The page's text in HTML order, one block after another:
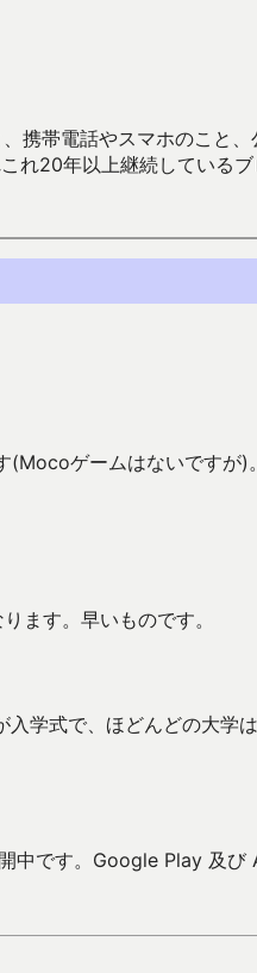
携帯電話やスマホのこと
れ20年以上継続してい
ゲームはないですが)。
ます。早いものです。
学式で、ほどんどの大学
中です。Google Play 及